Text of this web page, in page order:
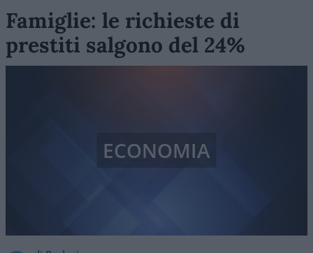
Famiglie: le richieste di
prestiti salgono del 24%
ECONOMIA